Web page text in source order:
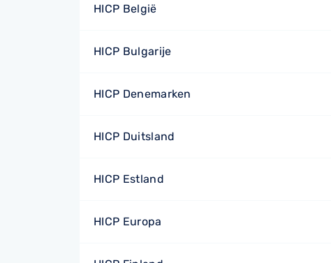
HICP België
HICP Bulgarije
HICP Denemarken
HICP Duitsland
HICP Estland
HICP Europa